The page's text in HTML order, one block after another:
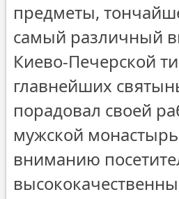
предметы,
самый различный
Киево-Печерской
главнейших
порадовал своей
мужской
вниманию